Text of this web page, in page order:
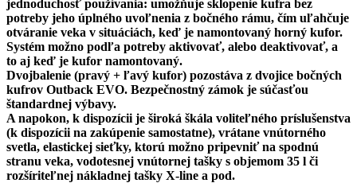
jednoduchosť používania: umožňuje sklopenie kufra bez
potreby jeho úplného uvoľnenia z bočného rámu, čím uľahčuje
otváranie veka v situáciách, keď je namontovaný horný kufor.
Systém možno podľa potreby aktivovať, alebo deaktivovať, a
to aj keď je kufor namontovaný.
Dvojbalenie (pravý + ľavý kufor) pozostáva z dvojice bočných
kufrov Outback EVO. Bezpečnostný zámok je súčasťou
štandardnej výbavy.
A napokon, k dispozícii je široká škála voliteľného príslušenstva
(k dispozícii na zakúpenie samostatne), vrátane vnútorného
svetla, elastickej sieťky, ktorú možno pripevniť na spodnú
stranu veka, vodotesnej vnútornej tašky s objemom 35 l či
rozšíriteľnej nákladnej tašky X-line a pod.